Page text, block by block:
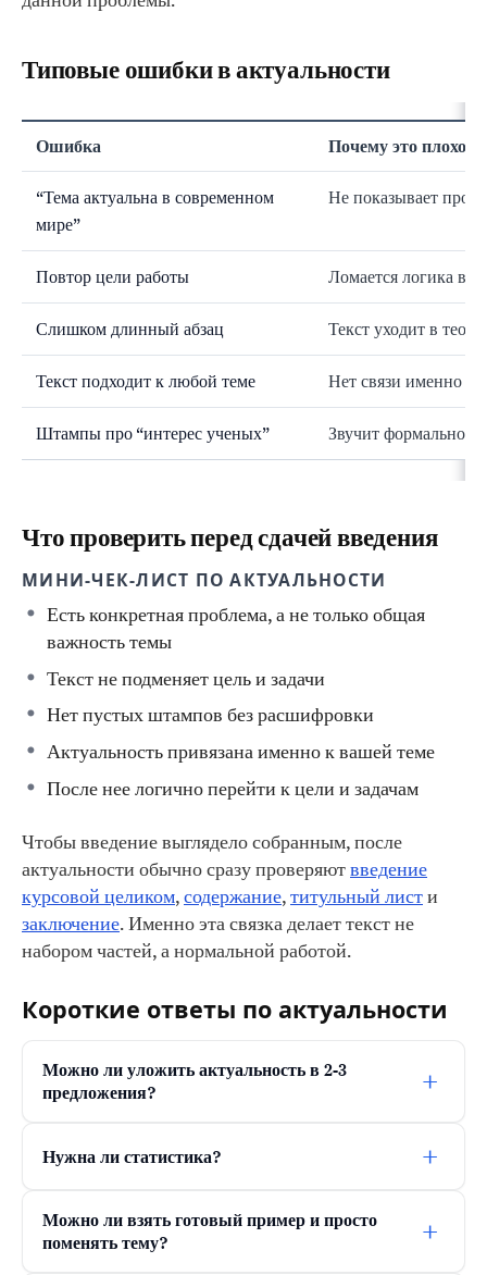
Типовые ошибки в актуальности
Ошибка Почему это плохо
“Тема актуальна в современном
мире”
Не показывает
Повтор цели работы Ломается логика
Слишком длинный абзац Текст уходит в
Текст подходит к любой теме Нет связи именно с
Штампы про “интерес ученых” Звучит формально и
Что проверить перед сдачей введения
МИНИ-ЧЕК-ЛИСТ ПО АКТУАЛЬНОСТИ
Есть конкретная проблема, а не только общая
важность темы
Текст не подменяет цель и задачи
Нет пустых штампов без расшифровки
Актуальность привязана именно к вашей теме
После нее логично перейти к цели и задачам
Чтобы введение выглядело собранным, после
актуальности обычно сразу проверяютвведение
курсовой целиком,содержание,титульный листи
заключение. Именно эта связка делает текст не
набором частей, а нормальной работой.
Короткие ответы по актуальности
Можно ли уложить актуальность в 2-3
предложения?
+
Нужна ли статистика? +
Можно ли взять готовый пример и просто
поменять тему?
+